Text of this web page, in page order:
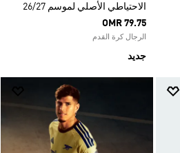
الاحتياطي الأصلي لموسم 26/27
OMR 79.75
الرجال كرة القدم
جديد